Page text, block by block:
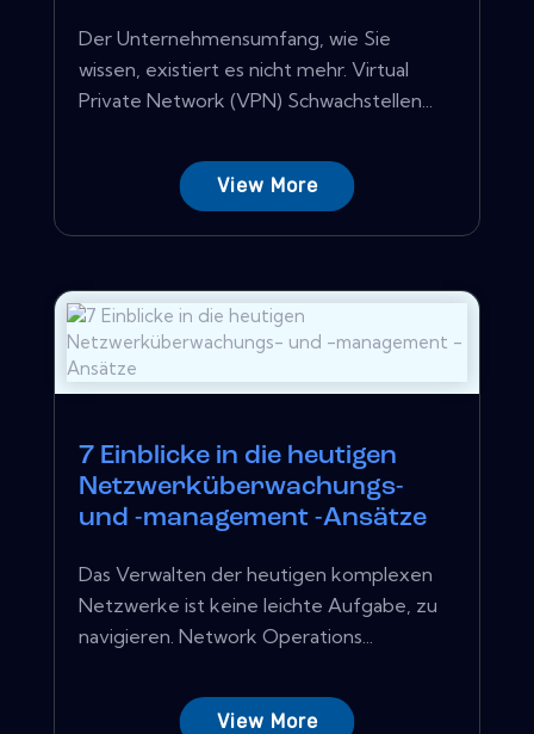
Der Unternehmensumfang, wie Sie
wissen, existiert es nicht mehr. Virtual
Private Network (VPN) Schwachstellen...
View More
7 Einblicke in die heutigen
Netzwerküberwachungs-
und -management -Ansätze
Das Verwalten der heutigen komplexen
Netzwerke ist keine leichte Aufgabe, zu
navigieren. Network Operations...
View More